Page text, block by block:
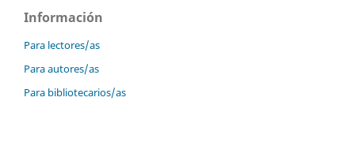
Información
Para lectores/as
Para autores/as
Para bibliotecarios/as